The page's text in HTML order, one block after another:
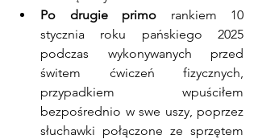
Po drugie primo rankiem 10
stycznia roku pańskiego 2025
podczas wykonywanych przed
świtem ćwiczeń fizycznych,
przypadkiem wpuściłem
bezpośrednio w swe uszy, poprzez
słuchawki połączone ze sprzętem